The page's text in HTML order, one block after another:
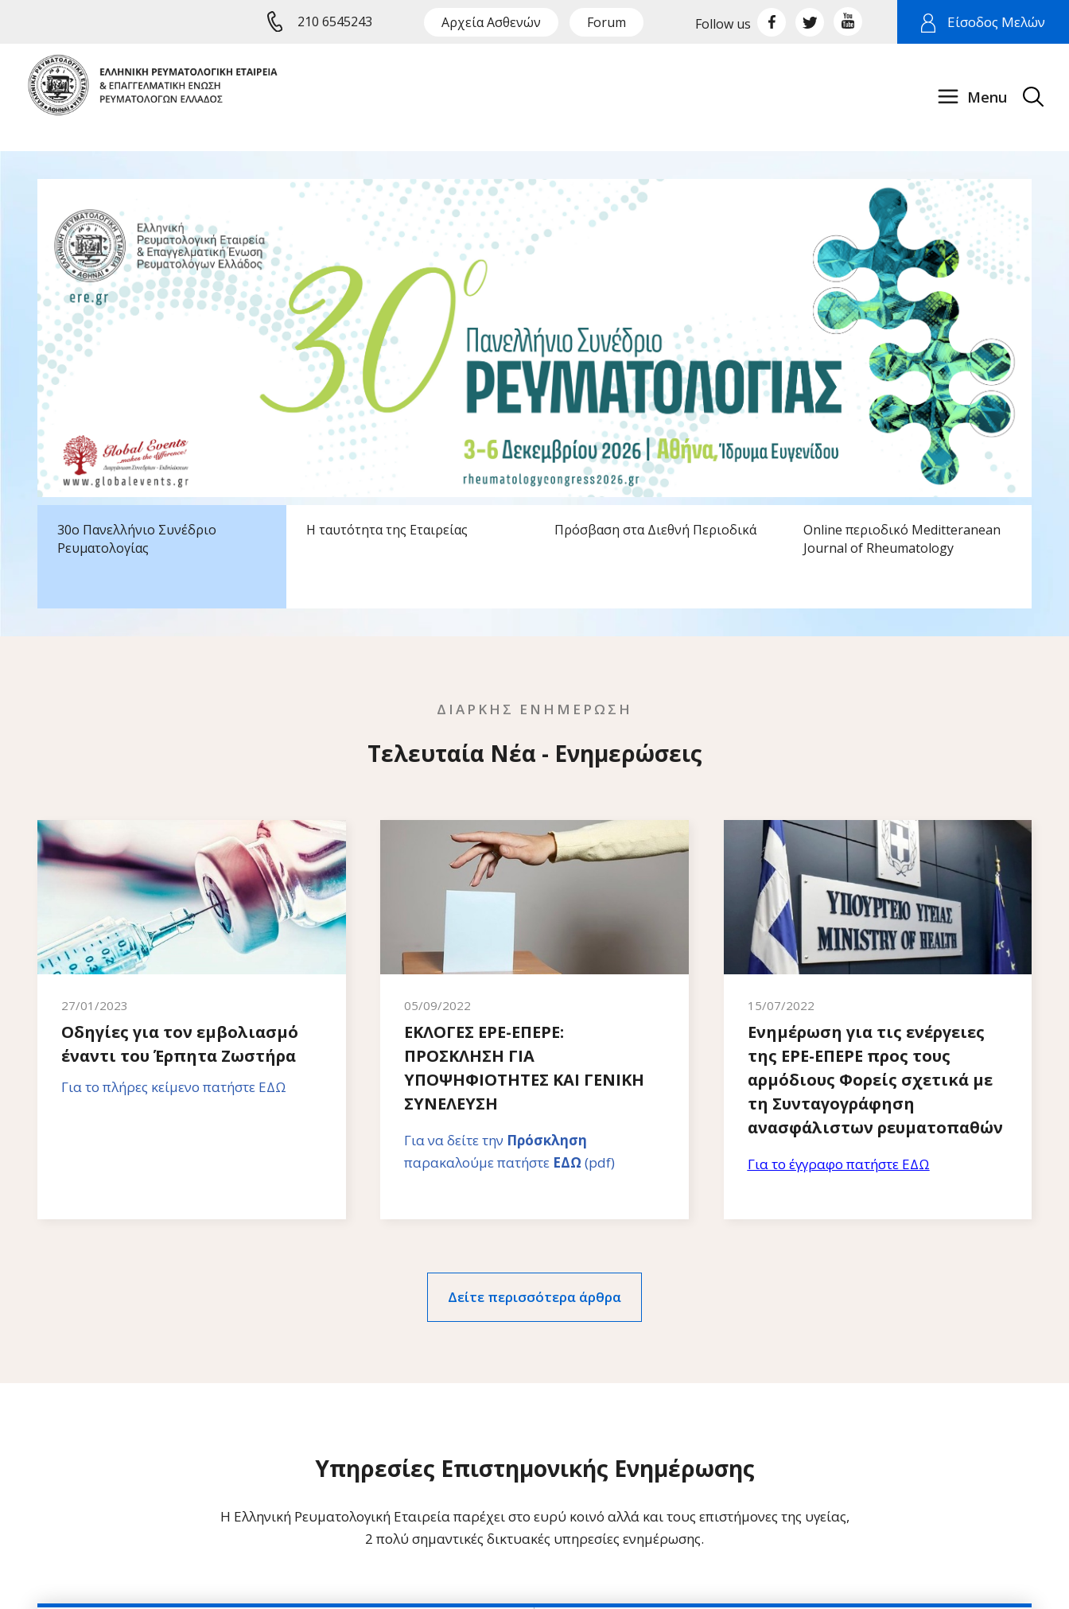
210 6545243 Αρχεία Ασθενών Forum Follow us Είσοδος Μελών
30ο Πανελλήνιο Συνέδριο
Ρευματολογίας
Η ταυτότητα της Εταιρείας Πρόσβαση στα Διεθνή Περιοδικά
Online περιοδικό Meditteranean
Journal of Rheumatology
ΔΙΑΡΚΗΣ ΕΝΗΜΕΡΩΣΗ
Τελευταία Νέα - Ενημερώσεις
27/01/2023
Οδηγίες για τον εμβολιασμό
έναντι του Έρπητα Ζωστήρα
Για το πλήρες κείμενο πατήστε ΕΔΩ
05/09/2022
ΕΚΛΟΓΕΣ ΕΡΕ-ΕΠΕΡΕ:
ΠΡΟΣΚΛΗΣΗ ΓΙΑ
ΥΠΟΨΗΦΙΟΤΗΤΕΣ ΚΑΙ ΓΕΝΙΚΗ
ΣΥΝΕΛΕΥΣΗ
Για να δείτε την Πρόσκληση
παρακαλούμε πατήστε ΕΔΩ (pdf)
15/07/2022
Ενημέρωση για τις ενέργειες
της ΕΡΕ-ΕΠΕΡΕ προς τους
αρμόδιους Φορείς σχετικά με
τη Συνταγογράφηση
ανασφάλιστων ρευματοπαθών
Για το έγγραφο πατήστε ΕΔΩ
Δείτε περισσότερα άρθρα
Υπηρεσίες Επιστημονικής Ενημέρωσης
Η Ελληνική Ρευματολογική Εταιρεία παρέχει στο ευρύ κοινό αλλά και τους επιστήμονες της υγείας,
2 πολύ σημαντικές δικτυακές υπηρεσίες ενημέρωσης.